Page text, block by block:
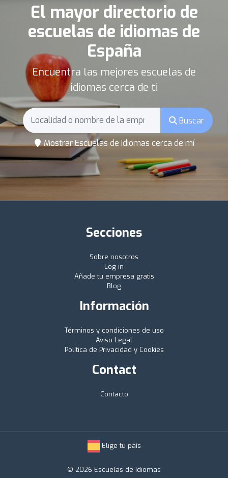
El mayor directorio de
escuelas de idiomas de
España
Encuentra las mejores escuelas de
idiomas cerca de ti
Buscar
Mostrar Escuelas de idiomas cerca de mí
Secciones
Sobre nosotros
Log in
Añade tu empresa gratis
Blog
Información
Términos y condiciones de uso
Aviso Legal
Política de Privacidad y Cookies
Contact
Contacto
Elige tu país
© 2026 Escuelas de Idiomas